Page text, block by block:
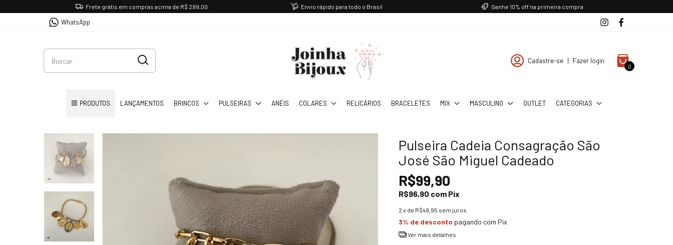
Frete grátis em compras acima de R$ 299,00 Envio rápido para todo o Brasil Ganhe 10% off na primeira compra
WhatsApp
Cadastre-se | Fazer login
0
PRODUTOS LANÇAMENTOS BRINCOS PULSEIRAS ANÉIS COLARES RELICÁRIOS BRACELETES MIX MASCULINO OUTLET CATEGORIAS
Pulseira Cadeia Consagração São
José São Miguel Cadeado
R$99,90
R$96,90 com Pix
2 x de R$49,95 sem juros
3% de desconto pagando com Pix
Ver mais detalhes